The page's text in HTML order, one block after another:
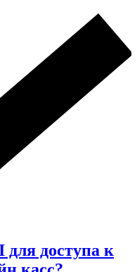
для доступа к